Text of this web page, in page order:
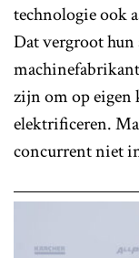
technologie ook
Dat vergroot hun
zijn om op eigen
elektrificeren.
concurrent niet